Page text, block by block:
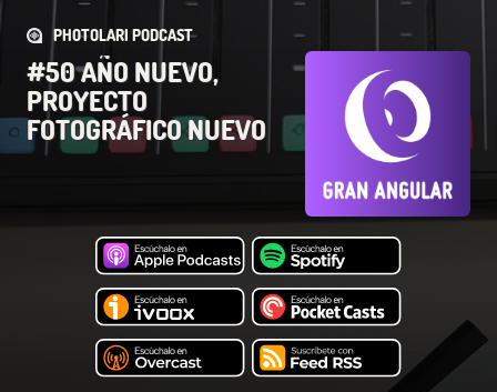
PHOTOLARI PODCAST
#50 AÑO NUEVO,
PROYECTO
FOTOGRÁFICO NUEVO